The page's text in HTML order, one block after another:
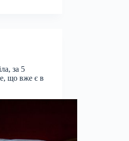
за 5
що вже є в